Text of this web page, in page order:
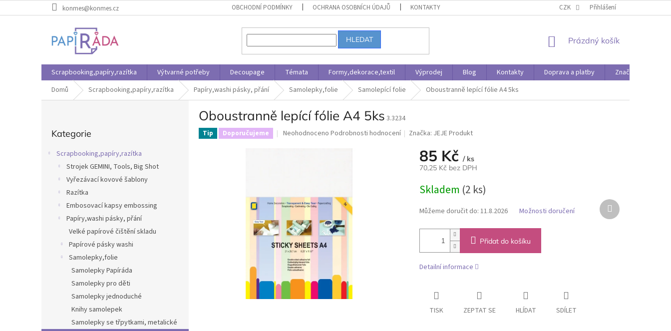
na
konmes@konmes.cz OBCHODNÍ PODMÍNKY OCHRANA OSOBNÍCH ÚDAJŮ KONTAKTY DOPRAVA A PLATBY
CZK Přihlášení
HLEDAT
NÁKUPNÍ
Prázdný košík
Scrapbooking,papíry,razítka Výtvarné potřeby Decoupage Témata Formy,dekorace,textil Výprodej Blog Kontakty Doprava a platby
Značky
Domů
Scrapbooking,papíry,razítka Papíry,washi pásky, přání Samolepky,folie Samolepící folie Oboustranně lepící fólie A4 5ks
kategorie
Kategorie
Scrapbooking,papíry,razítka
Strojek GEMINI, Tools, Big Shot
Vyřezávací kovové šablony
Razítka
Embosovací kapsy embossing
Papíry,washi pásky, přání
Velké papírové čištění skladu
Papírové pásky washi
Samolepky,folie
Samolepky Papíráda
Samolepky pro děti
Samolepky jednoduché
Knihy samolepek
Samolepky se třpytkami, metalické
Oboustranně lepící fólie A4 5ks 3.3234
Tip Doporučujeme
Průměrné
hvězdiček.
Neohodnoceno Podrobnosti hodnocení Značka: JEJE Produkt
85 Kč / ks
70,25 Kč bez DPH
cena:
Skladem (2 ks)
Můžeme doručit do: 11.8.2026 Možnosti doručení
Přidat do košíku
Detailní informace
TISK ZEPTAT SE HLÍDAT SDÍLET
Další
produkt